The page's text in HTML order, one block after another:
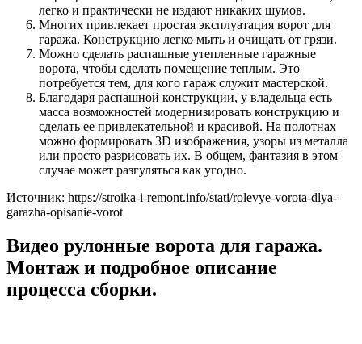
легко и практически не издают никаких шумов.
Многих привлекает простая эксплуатация ворот для
гаража. Конструкцию легко мыть и очищать от грязи.
Можно сделать распашные утепленные гаражные
ворота, чтобы сделать помещение теплым. Это
потребуется тем, для кого гараж служит мастерской.
Благодаря распашной конструкции, у владельца есть
масса возможностей модернизировать конструкцию и
сделать ее привлекательной и красивой. На полотнах
можно формировать 3D изображения, узоры из металла
или просто разрисовать их. В общем, фантазия в этом
случае может разгуляться как угодно.
Источник: https://stroika-i-remont.info/stati/rolevye-vorota-dlya-
garazha-opisanie-vorot
Видео рулонные ворота для гаража.
Монтаж и подробное описание
процесса сборки.